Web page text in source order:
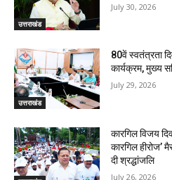
उत्तराखंड
July 30, 2026
उत्तराखंड
80वें स्वतंत्रता
कार्यक्रम, मुख्य
July 29, 2026
कारगिल विजय
कारगिल हीरोज’
दी श्रद्धांजलि
July 26, 2026